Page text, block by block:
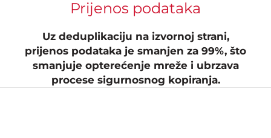
Prijenos podataka
Uz deduplikaciju na izvornoj strani,
prijenos podataka je smanjen za 99%, što
smanjuje opterećenje mreže i ubrzava
procese sigurnosnog kopiranja.